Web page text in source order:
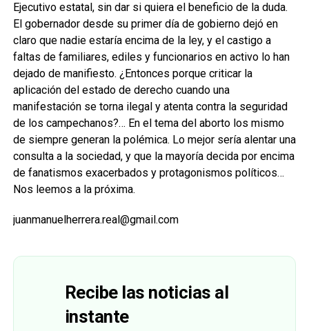
Ejecutivo estatal, sin dar si quiera el beneficio de la duda.
El gobernador desde su primer día de gobierno dejó en
claro que nadie estaría encima de la ley, y el castigo a
faltas de familiares, ediles y funcionarios en activo lo han
dejado de manifiesto. ¿Entonces porque criticar la
aplicación del estado de derecho cuando una
manifestación se torna ilegal y atenta contra la seguridad
de los campechanos?… En el tema del aborto los mismo
de siempre generan la polémica. Lo mejor sería alentar una
consulta a la sociedad, y que la mayoría decida por encima
de fanatismos exacerbados y protagonismos políticos…
Nos leemos a la próxima.
juanmanuelherrera.real@gmail.com
Recibe las noticias al
instante